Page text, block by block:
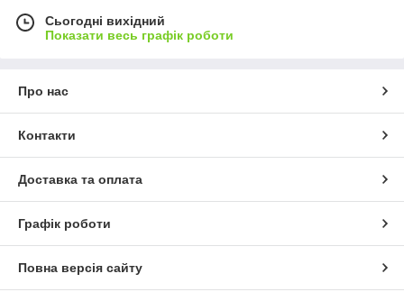
Сьогодні вихідний
Показати весь графік роботи
Про нас
Контакти
Доставка та оплата
Графік роботи
Повна версія сайту